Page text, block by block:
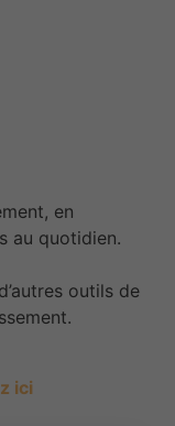
en
au quotidien.
outils de
ici